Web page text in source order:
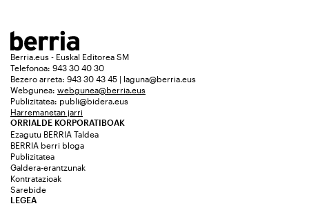
Berria.eus - Euskal Editorea SM
Telefonoa: 943 30 40 30
Bezero arreta: 943 30 43 45 | laguna@berria.eus
Webgunea: webgunea@berria.eus
Publizitatea: publi@bidera.eus
Harremanetan jarri
ORRIALDE KORPORATIBOAK
Ezagutu BERRIA Taldea
BERRIA berri bloga
Publizitatea
Galdera-erantzunak
Kontratazioak
Sarebide
LEGEA